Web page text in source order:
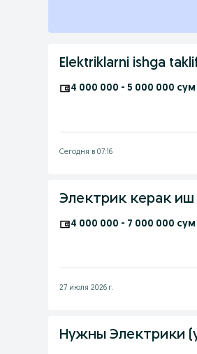
Elektriklarni ishga
4 000 000 - 5 000 000 сум
Сегодня в 07:16
Электрик керак
4 000 000 - 7 000 000 сум
27 июля 2026 г.
Нужны Электрики